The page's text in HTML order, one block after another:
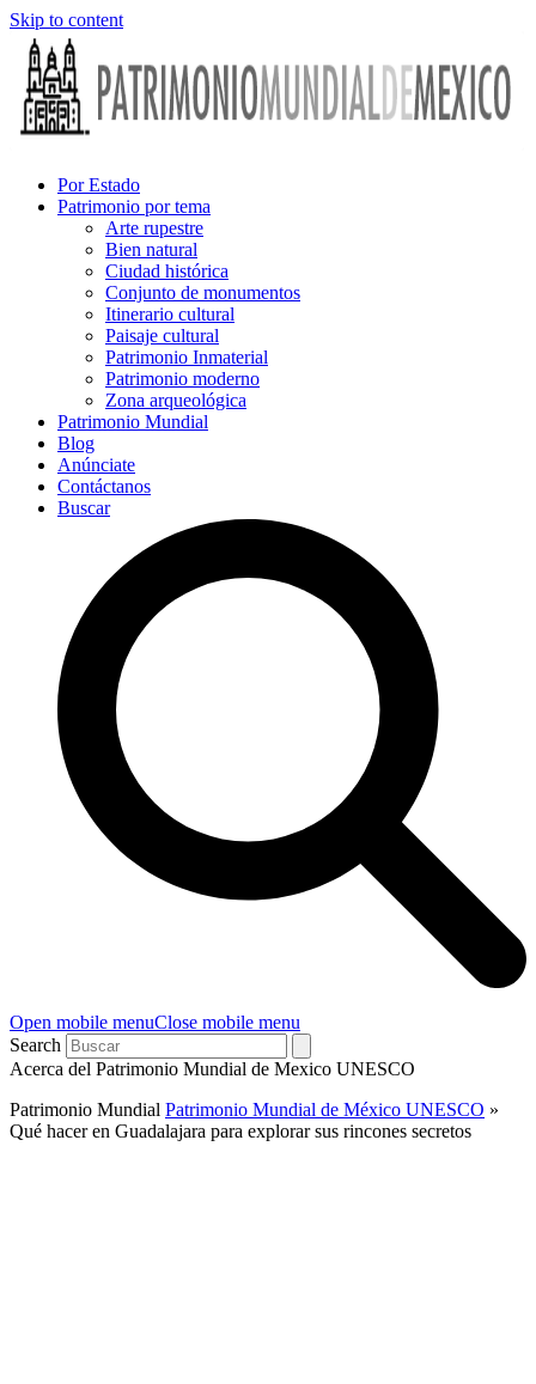
Skip to content
Por Estado
Patrimonio por tema
Arte rupestre
Bien natural
Ciudad histórica
Conjunto de monumentos
Itinerario cultural
Paisaje cultural
Patrimonio Inmaterial
Patrimonio moderno
Zona arqueológica
Patrimonio Mundial
Blog
Anúnciate
Contáctanos
Buscar
Open mobile menuClose mobile menu
Search
Acerca del Patrimonio Mundial de Mexico UNESCO
Patrimonio Mundial Patrimonio Mundial de México UNESCO »
Qué hacer en Guadalajara para explorar sus rincones secretos